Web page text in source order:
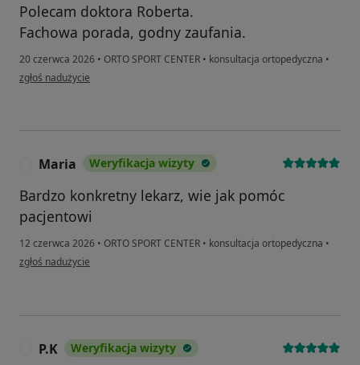
Polecam doktora Roberta.
Fachowa porada, godny zaufania.
20 czerwca 2026 • ORTO SPORT CENTER • konsultacja ortopedyczna •
w opinii użytkownika Grzegorz
zgłoś nadużycie
Maria Weryfikacja wizyty
Bardzo konkretny lekarz, wie jak pomóc
pacjentowi
12 czerwca 2026 • ORTO SPORT CENTER • konsultacja ortopedyczna •
w opinii użytkownika Maria
zgłoś nadużycie
P.K Weryfikacja wizyty